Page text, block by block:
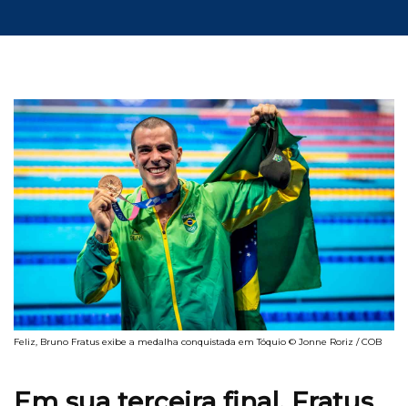
Feliz, Bruno Fratus exibe a medalha conquistada em Tóquio © Jonne Roriz / COB